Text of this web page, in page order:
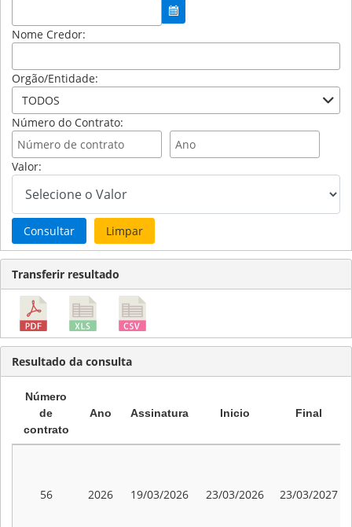
Nome Credor:
Orgão/Entidade:
TODOS
Número do Contrato:
Valor:
Consultar Limpar
Transferir resultado
Resultado da consulta
Número
de
contrato
Ano Assinatura Inicio Final
56 2026 19/03/2026 23/03/2026 23/03/2027